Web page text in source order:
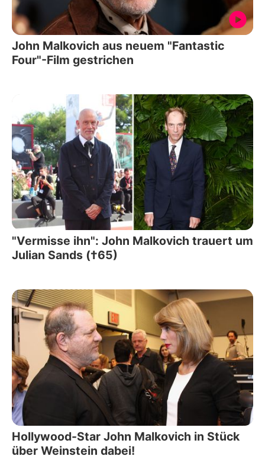
John Malkovich aus neuem "Fantastic
Four"-Film gestrichen
"Vermisse ihn": John Malkovich trauert um
Julian Sands (†65)
Hollywood-Star John Malkovich in Stück
über Weinstein dabei!